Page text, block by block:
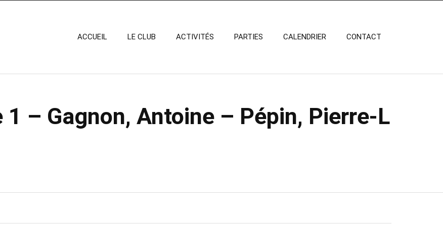
ACCUEIL LE CLUB ACTIVITÉS PARTIES CALENDRIER CONTACT
1 – Gagnon, Antoine – Pépin, Pierre-L